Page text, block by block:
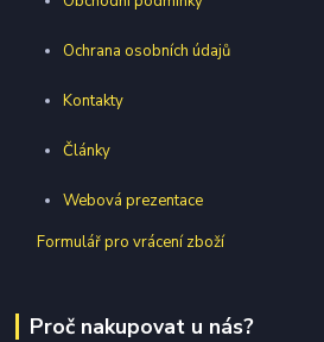
Ochrana osobních údajů
Kontakty
Články
Webová prezentace
Formulář pro vrácení zboží
Proč nakupovat u nás?